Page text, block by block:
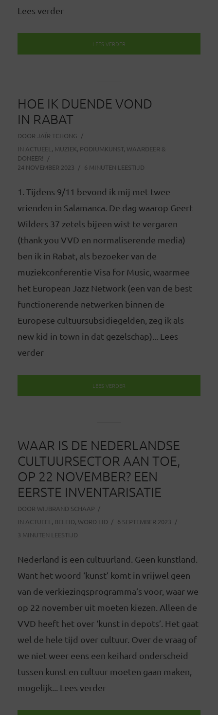
Lees verder
LEES VERDER
HOE IK DUENDE VOND
IN RABAT
DOOR JAÏR TCHONG
IN ACTUEEL , MUZIEK, PODIUMKUNST, WAARDEER &
DONEER!
24 NOVEMBER 2023
6 MINUTEN LEESTIJD
1. Tijdens 9/11 bevond ik mij met twee
vrienden in Salamanca. De dag waarop Geert
Wilders 37 zetels bijeen wist te vergaren
(thank you VVD en normaliserende media)
ben ik in Rabat, als bezoeker van de
muziekconferentie Visa for Music, waarmee
het European Jazz Network (een van de best
functionerende netwerken binnen de
Europese cultuursubsidiegelden, zeg ik als
new kid in town in dat gezelschap)... Lees
verder
LEES VERDER
WAAR IS DE NEDERLANDSE
CULTUURSECTOR AAN TOE,
OP 22 NOVEMBER? EEN
EERSTE INVENTARISATIE
DOOR WIJBRAND SCHAAP
IN ACTUEEL , BELEID, WORD LID
6 SEPTEMBER 2023
3 MINUTEN LEESTIJD
Nederland is een cultuurland. Geen kunstland.
Want het woord ‘kunst’ komt in vrijwel geen
van de verkiezingsprogramma’s voor, waar we
op 22 november uit moeten kiezen. Alleen de
VVD heeft het over ‘kunst in depots’. Het gaat
wel de hele tijd over cultuur. Over de vraag of
we niet weer eens een keihard onderscheid
tussen kunst en cultuur moeten gaan maken,
mogelijk... Lees verder